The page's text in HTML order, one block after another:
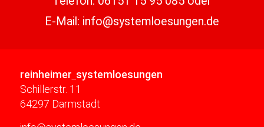
E-Mail: info@systemloesungen.de
reinheimer systemloesungen
Schillerstr. 11
64297 Darmstadt